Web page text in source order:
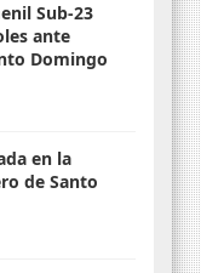
Sub-23
ante
Domingo
en la
de Santo